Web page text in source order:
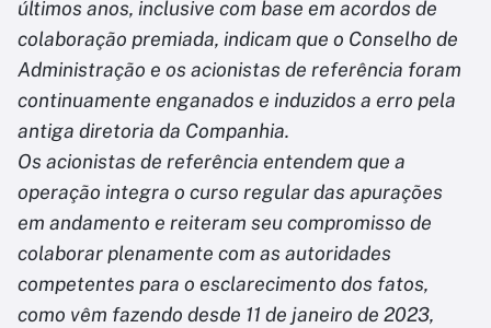
últimos anos, inclusive com base em acordos de
colaboração premiada, indicam que o Conselho de
Administração e os acionistas de referência foram
continuamente enganados e induzidos a erro pela
antiga diretoria da Companhia.
Os acionistas de referência entendem que a
operação integra o curso regular das apurações
em andamento e reiteram seu compromisso de
colaborar plenamente com as autoridades
competentes para o esclarecimento dos fatos,
como vêm fazendo desde 11 de janeiro de 2023,